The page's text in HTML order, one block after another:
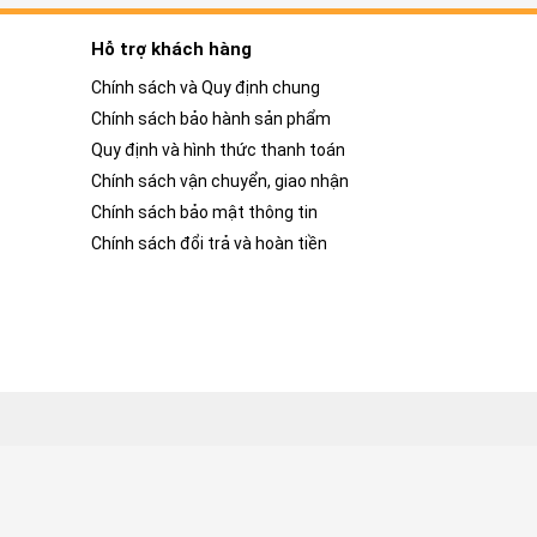
Hỗ trợ khách hàng
Chính sách và Quy định chung
Chính sách bảo hành sản phẩm
Quy định và hình thức thanh toán
Chính sách vận chuyển, giao nhận
Chính sách bảo mật thông tin
Chính sách đổi trả và hoàn tiền